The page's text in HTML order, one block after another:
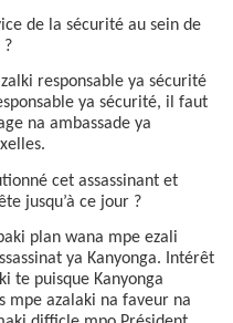
de la sécurité au sein de
?
responsable ya sécurité
ya sécurité, il faut
na ambassade ya
cet assassinant et
jusqu’à ce jour ?
plan wana mpe ezali
ya Kanyonga. Intérêt
te puisque Kanyonga
mpe azalaki na faveur na